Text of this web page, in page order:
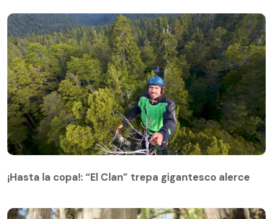
¡Hasta la copa!: “El Clan” trepa gigantesco alerce